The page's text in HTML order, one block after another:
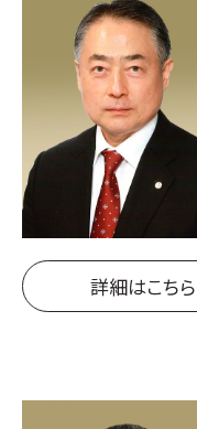
詳細はこちら